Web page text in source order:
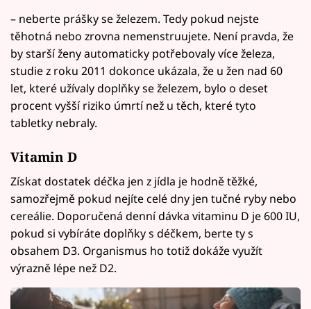
– neberte prášky se železem. Tedy pokud nejste
těhotná nebo zrovna nemenstruujete. Není pravda, že
by starší ženy automaticky potřebovaly více železa,
studie z roku 2011 dokonce ukázala, že u žen nad 60
let, které užívaly doplňky se železem, bylo o deset
procent vyšší riziko úmrtí než u těch, které tyto
tabletky nebraly.
Vitamin D
Získat dostatek déčka jen z jídla je hodně těžké,
samozřejmě pokud nejíte celé dny jen tučné ryby nebo
cereálie. Doporučená denní dávka vitaminu D je 600 IU,
pokud si vybíráte doplňky s déčkem, berte ty s
obsahem D3. Organismus ho totiž dokáže využít
výrazně lépe než D2.